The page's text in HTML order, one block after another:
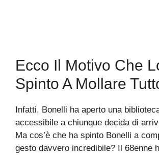
Ecco Il Motivo Che
Spinto A Mollare
Infatti, Bonelli ha aperto una
accessibile a chiunque decida di
Ma cos’è che ha spinto Bonelli a
gesto davvero incredibile? Il 68enne